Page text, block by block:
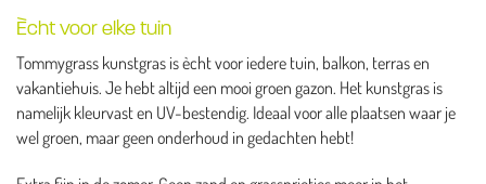
Ècht voor elke tuin
Tommygrass kunstgras is ècht voor iedere tuin, balkon, terras en
vakantiehuis. Je hebt altijd een mooi groen gazon. Het kunstgras is
namelijk kleurvast en UV-bestendig. Ideaal voor alle plaatsen waar je
wel groen, maar geen onderhoud in gedachten hebt!